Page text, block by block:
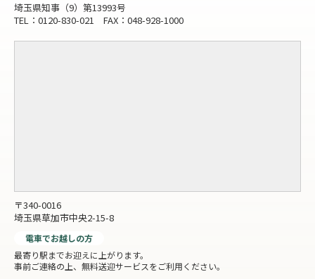
埼玉県知事（9）第13993号
TEL：0120-830-021 FAX：048-928-1000
〒340-0016
埼玉県草加市中央2-15-8
電車でお越しの方
最寄り駅までお迎えに上がります。
事前ご連絡の上、無料送迎サービスをご利用ください。